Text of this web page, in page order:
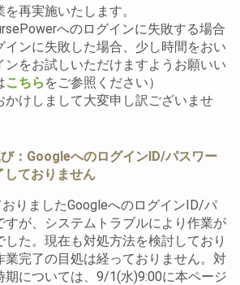
再実施いたします。
へのログインに失敗する場合
インに失敗した場合、少し時間をおい
ンをお試しいただけますようお願いい
こちら をご参照ください）
かけしまして大変申し訳ございませ
：GoogleへのログインID/パスワー
しておりません
りましたGoogleへのログインID/パ
すが、システムトラブルにより作業が
た。現在も対処方法を検討しており
業完了の目処は経っておりません。対
期については、9/1(水)9:00に本ページ